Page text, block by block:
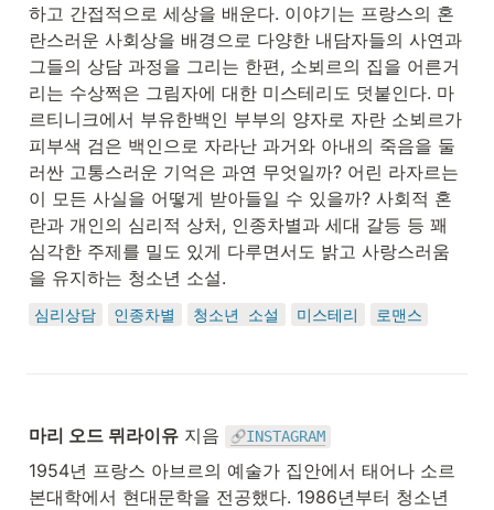
하고 간접적으로 세상을 배운다. 이야기는 프랑스의 혼
란스러운 사회상을 배경으로 다양한 내담자들의 사연과
그들의 상담 과정을 그리는 한편, 소뵈르의 집을 어른거
리는 수상쩍은 그림자에 대한 미스테리도 덧붙인다. 마
르티니크에서 부유한백인 부부의 양자로 자란 소뵈르가
피부색 검은 백인으로 자라난 과거와 아내의 죽음을 둘
러싼 고통스러운 기억은 과연 무엇일까? 어린 라자르는
이 모든 사실을 어떻게 받아들일 수 있을까? 사회적 혼
란과 개인의 심리적 상처, 인종차별과 세대 갈등 등 꽤
심각한 주제를 밀도 있게 다루면서도 밝고 사랑스러움
을 유지하는 청소년 소설.
심리상담 인종차별 청소년 소설 미스테리 로맨스
마리 오드 뮈라이유 지음 INSTAGRAM
1954년 프랑스 아브르의 예술가 집안에서 태어나 소르
본대학에서 현대문학을 전공했다. 1986년부터 청소년